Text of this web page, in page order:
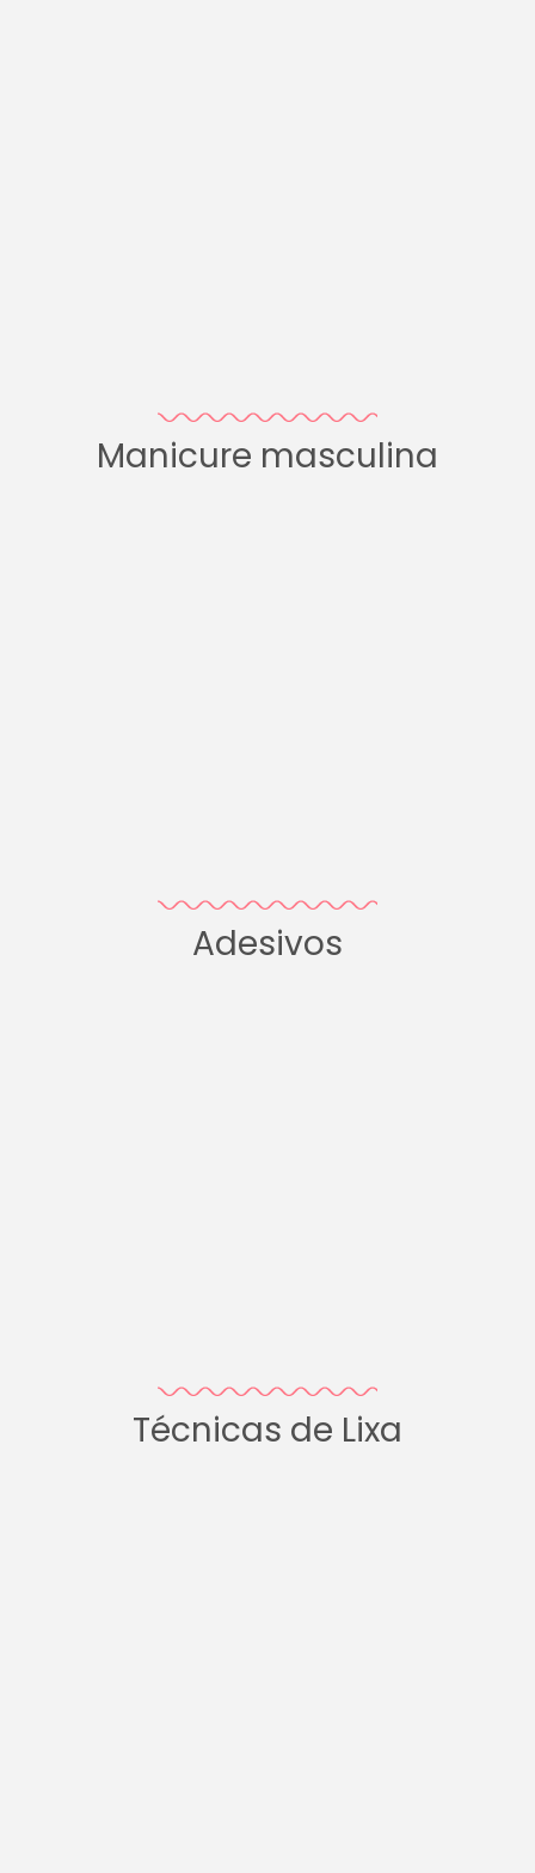
Manicure masculina
Adesivos
Técnicas de Lixa